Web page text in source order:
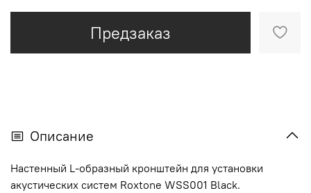
Предзаказ
Описание
Настенный L-образный кронштейн для установки
акустических систем Roxtone WSS001 Black.